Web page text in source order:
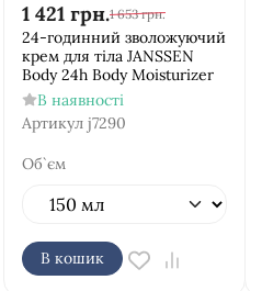
1 421 грн.1 653 грн.
24-годинний зволожуючий
крем для тіла JANSSEN
Body 24h Body Moisturizer
В наявності
Артикул j7290
Об`єм
В кошик